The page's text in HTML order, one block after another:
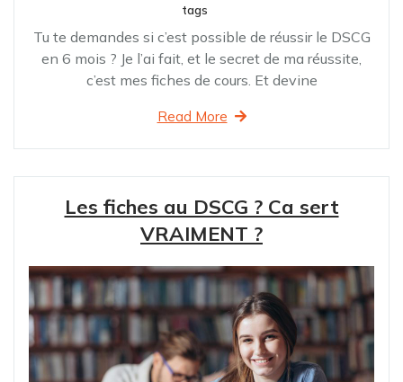
tags
Tu te demandes si c’est possible de réussir le DSCG
en 6 mois ? Je l’ai fait, et le secret de ma réussite,
c’est mes fiches de cours. Et devine
Read More
Les fiches au DSCG ? Ca sert
VRAIMENT ?